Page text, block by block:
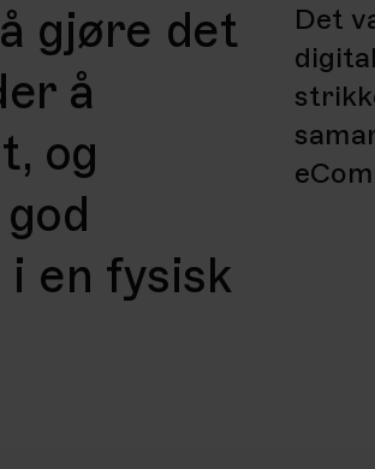
gjøre det
å
og
i en fysisk
Det